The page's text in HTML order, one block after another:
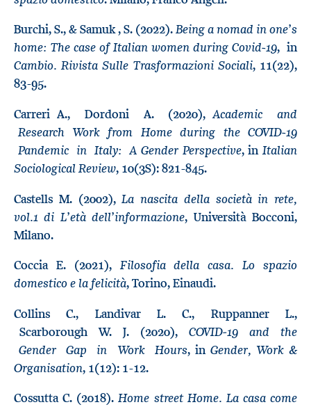
Burchi, S., & Samuk , S. (2022).Being a nomad in one’s
home: The case of Italian women during Covid-19, in
Cambio. Rivista Sulle Trasformazioni Sociali, 11(22),
83-95.
Carreri A., Dordoni A. (2020),Academic and
Research Work from Home during the COVID-19
Pandemic in Italy: A Gender Perspective, inItalian
Sociological Review, 10(3S): 821-845.
Castells M. (2002),La nascita della società in rete,
vol.1 di L’età dell’informazione, Università Bocconi,
Milano.
Coccia E. (2021),Filosofia della casa. Lo spazio
domestico e la felicità, Torino, Einaudi.
Collins C., Landivar L. C., Ruppanner L.,
Scarborough W. J. (2020), COVID‐19 and the
Gender Gap in Work Hours, in Gender, Work &
Organisation, 1(12): 1-12.
Cossutta C. (2018).Home street Home. La casa come